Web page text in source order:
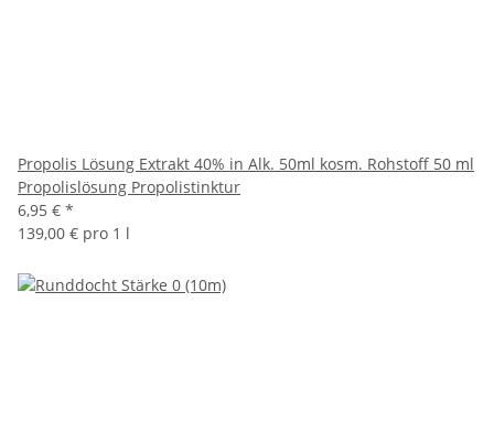
Propolis Lösung Extrakt 40% in Alk. 50ml kosm. Rohstoff 50 ml
Propolislösung Propolistinktur
6,95 € *
139,00 € pro 1 l